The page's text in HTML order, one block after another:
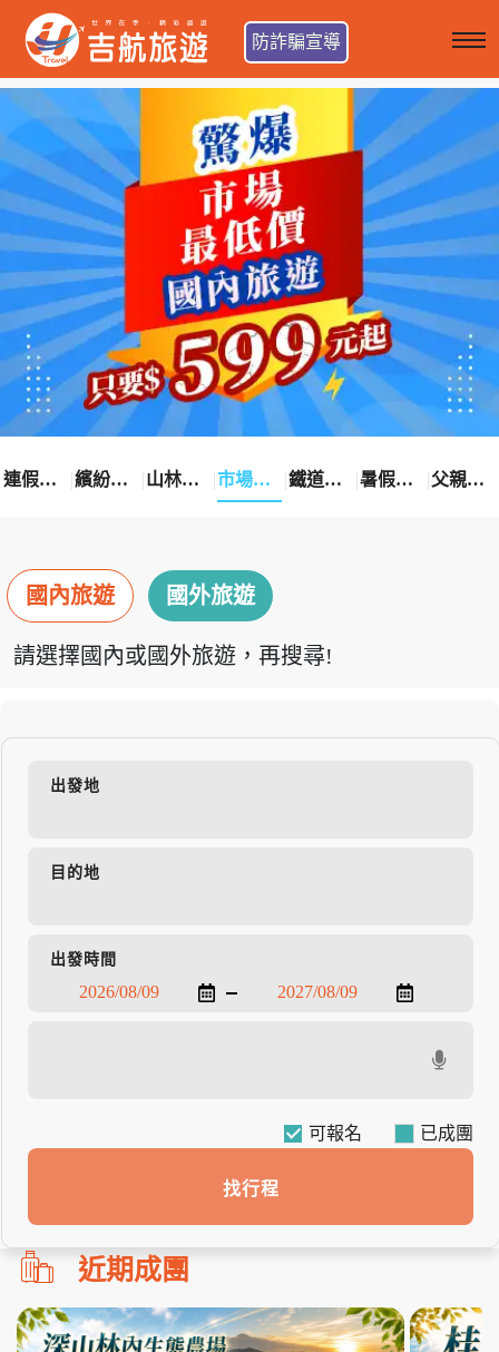
防詐騙宣導
連假卡位趣 繽紛花漾季 山林輕旅行 市場最低價 鐵道觀光之旅 暑假熱賣中 父親節優惠
國內旅遊 國外旅遊
請選擇國內或國外旅遊，再搜尋!
出發地
目的地
出發時間
可報名
找行程
刪!!
搜
尋
近期成團